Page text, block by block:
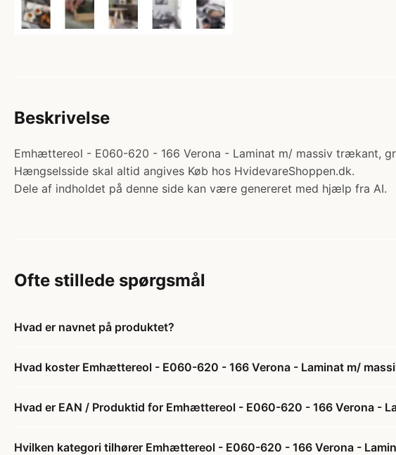
Beskrivelse
Emhættereol - E060-620 - 166 Verona - Laminat m/ massiv trækant,
Hængselsside skal altid angives Køb hos HvidevareShoppen.dk.
Dele af indholdet på denne side kan være genereret med hjælp fra AI.
Ofte stillede spørgsmål
Hvad er navnet på produktet?
Hvad koster Emhættereol - E060-620 - 166 Verona - Laminat m/
Hvad er EAN / Produktid for Emhættereol - E060-620 - 166 Verona -
Hvilken kategori tilhører Emhættereol - E060-620 - 166 Verona -